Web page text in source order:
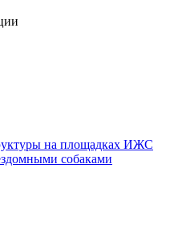
на площадках ИЖС
собаками